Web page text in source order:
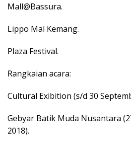
Mall@Bassura.
Lippo Mal Kemang.
Plaza Festival.
Rangkaian acara:
Cultural Exibition (s/d 30
Gebyar Batik Muda Nusantara
2018).